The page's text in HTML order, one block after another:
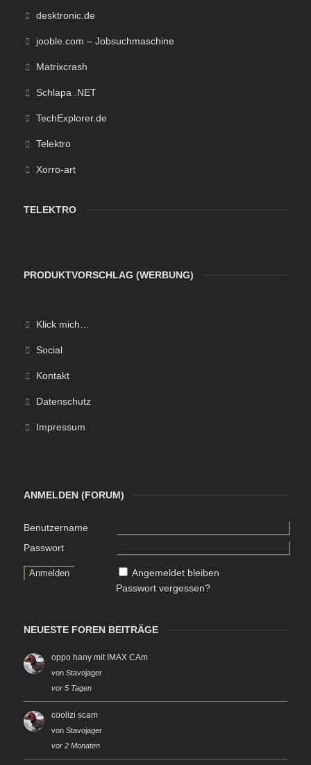
ANMELDEN (FORUM)
Benutzername
Passwort
Angemeldet bleiben
Passwort vergessen?
NEUESTE FOREN BEITRÄGE
oppo hany mit IMAX CAm
von Stavojager
vor 5 Tagen
coolizi scam
von Stavojager
vor 2 Monaten
desktronic.de
jooble.com – Jobsuchmaschine
Matrixcrash
Schlapa .NET
TechExplorer.de
Telektro
Xorro-art
TELEKTRO
PRODUKTVORSCHLAG (WERBUNG)
Klick mich…
Social
Kontakt
Datenschutz
Impressum